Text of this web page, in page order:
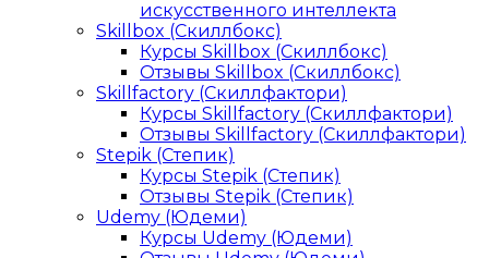
искусственного интеллекта
Skillbox (Скиллбокс)
Курсы Skillbox (Скиллбокс)
Отзывы Skillbox (Скиллбокс)
Skillfactory (Скиллфактори)
Курсы Skillfactory (Скиллфактори)
Отзывы Skillfactory (Скиллфактори)
Stepik (Степик)
Курсы Stepik (Степик)
Отзывы Stepik (Степик)
Udemy (Юдеми)
Курсы Udemy (Юдеми)